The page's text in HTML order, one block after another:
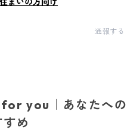
通報する
you｜あなたへの
すめ